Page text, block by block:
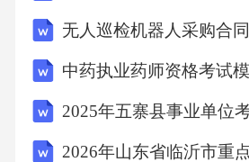
无人巡检机器人采购合
2025年五寨县事业单位